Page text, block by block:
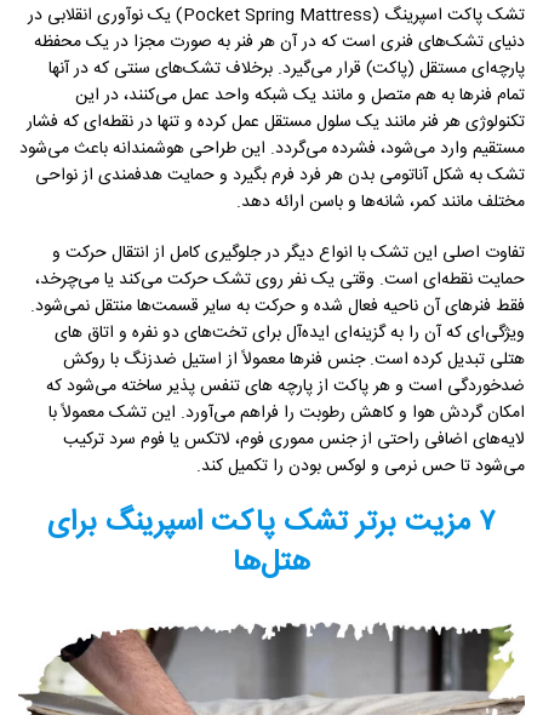
تشک پاکت اسپرینگ (Pocket Spring Mattress) یک نوآوری انقلابی در
دنیای تشک‌های فنری است که در آن هر فنر به صورت مجزا در یک محفظه
پارچه‌ای مستقل (پاکت) قرار می‌گیرد. برخلاف تشک‌های سنتی که در آنها
تمام فنرها به هم متصل و مانند یک شبکه واحد عمل می‌کنند، در این
تکنولوژی هر فنر مانند یک سلول مستقل عمل کرده و تنها در نقطه‌ای که فشار
مستقیم وارد می‌شود، فشرده می‌گردد. این طراحی هوشمندانه باعث می‌شود
تشک به شکل آناتومی بدن هر فرد فرم بگیرد و حمایت هدفمندی از نواحی
مختلف مانند کمر، شانه‌ها و باسن ارائه دهد.
تفاوت اصلی این تشک با انواع دیگر در جلوگیری کامل از انتقال حرکت و
حمایت نقطه‌ای است. وقتی یک نفر روی تشک حرکت می‌کند یا می‌چرخد،
فقط فنرهای آن ناحیه فعال شده و حرکت به سایر قسمت‌ها منتقل نمی‌شود.
ویژگی‌ای که آن را به گزینه‌ای ایده‌آل برای تخت‌های دو نفره و اتاق های
هتلی تبدیل کرده است. جنس فنرها معمولاً از استیل ضدزنگ با روکش
ضدخوردگی است و هر پاکت از پارچه‌ های تنفس‌ پذیر ساخته می‌شود که
امکان گردش هوا و کاهش رطوبت را فراهم می‌آورد. این تشک معمولاً با
لایه‌های اضافی راحتی از جنس مموری فوم، لاتکس یا فوم سرد ترکیب
می‌شود تا حس نرمی و لوکس بودن را تکمیل کند.
۷ مزیت برتر تشک پاکت اسپرینگ برای
هتل‌ها